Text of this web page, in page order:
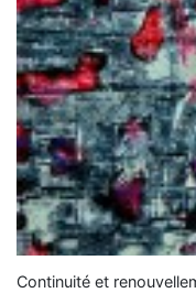
Continuité et